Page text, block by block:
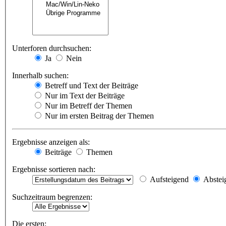
Unterforen durchsuchen:
Ja
Nein
Innerhalb suchen:
Betreff und Text der Beiträge
Nur im Text der Beiträge
Nur im Betreff der Themen
Nur im ersten Beitrag der Themen
Ergebnisse anzeigen als:
Beiträge
Themen
Ergebnisse sortieren nach:
Aufsteigend
Suchzeitraum begrenzen:
Die ersten: